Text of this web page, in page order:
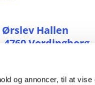
og annoncer, til at
Ørslev Hallen
4760 Vordingborg